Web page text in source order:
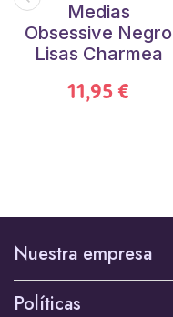
Medias
Obsessive Negro
Lisas Charmea
11,95 €
Nuestra empresa
Políticas